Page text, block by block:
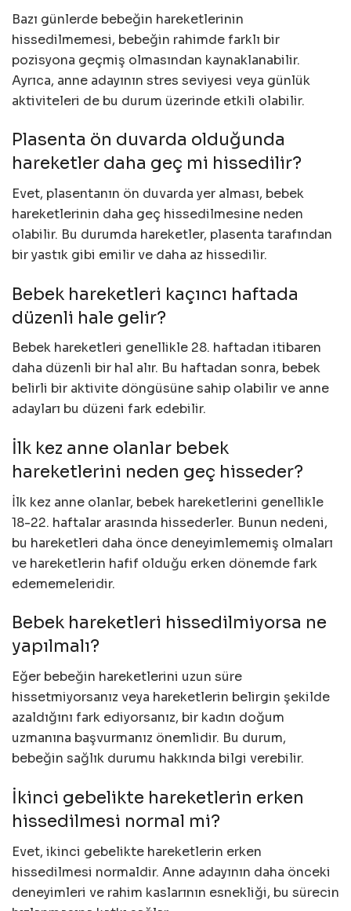
Bazı günlerde bebeğin hareketlerinin
hissedilmemesi, bebeğin rahimde farklı bir
pozisyona geçmiş olmasından kaynaklanabilir.
Ayrıca, anne adayının stres seviyesi veya günlük
aktiviteleri de bu durum üzerinde etkili olabilir.
Plasenta ön duvarda olduğunda
hareketler daha geç mi hissedilir?
Evet, plasentanın ön duvarda yer alması, bebek
hareketlerinin daha geç hissedilmesine neden
olabilir. Bu durumda hareketler, plasenta tarafından
bir yastık gibi emilir ve daha az hissedilir.
Bebek hareketleri kaçıncı haftada
düzenli hale gelir?
Bebek hareketleri genellikle 28. haftadan itibaren
daha düzenli bir hal alır. Bu haftadan sonra, bebek
belirli bir aktivite döngüsüne sahip olabilir ve anne
adayları bu düzeni fark edebilir.
İlk kez anne olanlar bebek
hareketlerini neden geç hisseder?
İlk kez anne olanlar, bebek hareketlerini genellikle
18-22. haftalar arasında hissederler. Bunun nedeni,
bu hareketleri daha önce deneyimlememiş olmaları
ve hareketlerin hafif olduğu erken dönemde fark
edememeleridir.
Bebek hareketleri hissedilmiyorsa ne
yapılmalı?
Eğer bebeğin hareketlerini uzun süre
hissetmiyorsanız veya hareketlerin belirgin şekilde
azaldığını fark ediyorsanız, bir kadın doğum
uzmanına başvurmanız önemlidir. Bu durum,
bebeğin sağlık durumu hakkında bilgi verebilir.
İkinci gebelikte hareketlerin erken
hissedilmesi normal mi?
Evet, ikinci gebelikte hareketlerin erken
hissedilmesi normaldir. Anne adayının daha önceki
deneyimleri ve rahim kaslarının esnekliği, bu sürecin